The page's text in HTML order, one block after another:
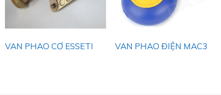
VAN PHAO CƠ ESSETI VAN PHAO ĐIỆN MAC3